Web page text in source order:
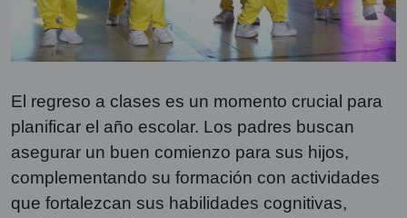
El regreso a clases es un momento crucial para
planificar el año escolar. Los padres buscan
asegurar un buen comienzo para sus hijos,
complementando su formación con actividades
que fortalezcan sus habilidades cognitivas,